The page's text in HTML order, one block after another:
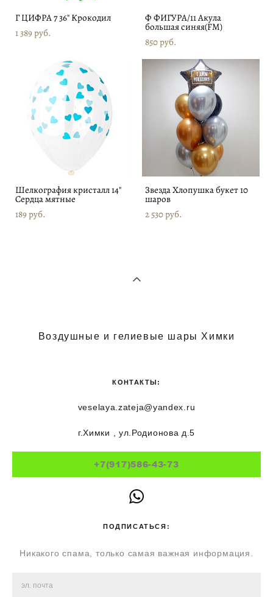
Г ЦИФРА 7 36" Крокодил
1 389 pуб.
Ф ФИГУРА/11 Акула
большая синяя(FM)
850 pуб.
Шелкография кристалл 14"
Сердца мятные
189 pуб.
Звезда Хлопушка букет 10
шаров
2 530 pуб.
Воздушные и гелиевые шары Химки
КОНТАКТЫ:
veselaya.zateja@yandex.ru
г.Химки , ул.Родионова д.5
+7(917)586-43-73
ПОДПИСАТЬСЯ:
Никакого спама, только самая важная информация.